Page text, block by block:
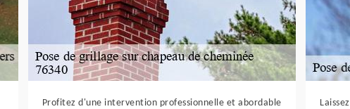
Profitez d'une intervention professionnelle et abordable